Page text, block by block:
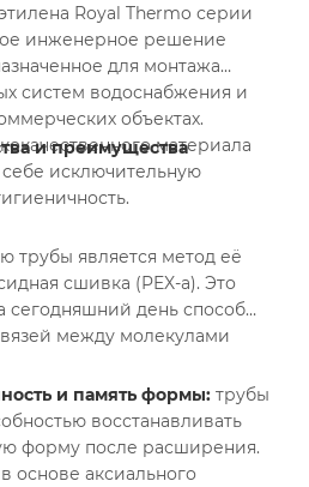
Royal Thermo серии
инженерное решение
для монтажа
систем водоснабжения и
объектах.
материала
себе исключительную
и преимущества
трубы является метод её
сшивка (PEX-a). Это
день способ
между молекулами
и память формы: трубы
восстанавливать
форму после расширения.
основе аксиального